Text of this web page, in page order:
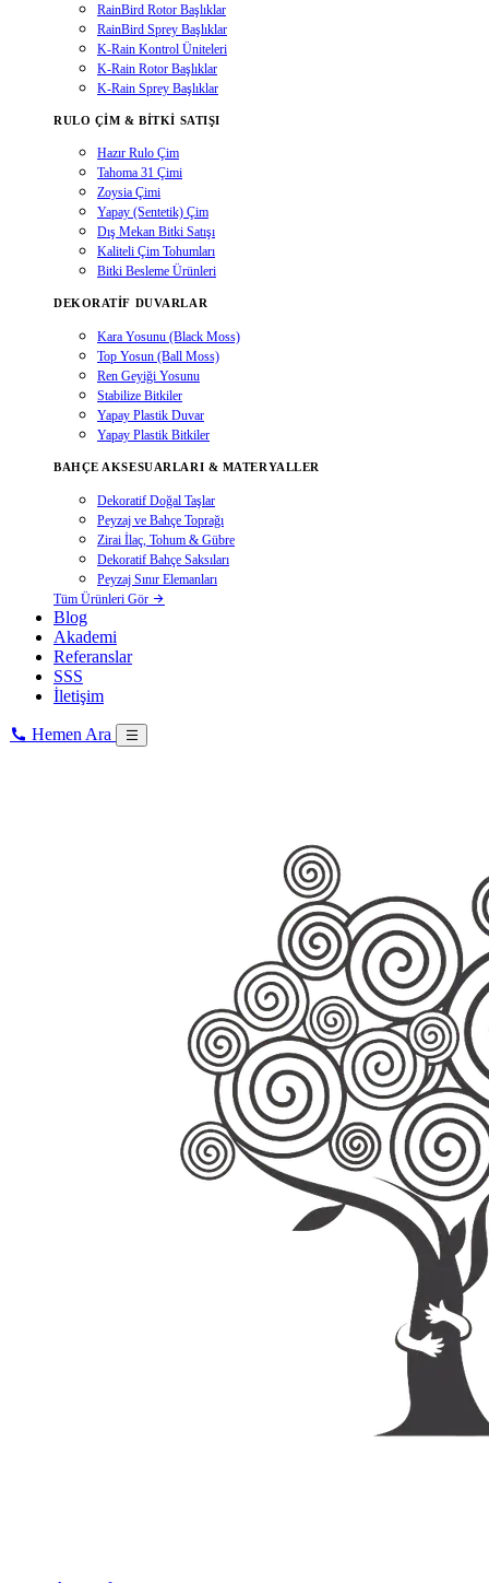
RainBird Rotor Başlıklar
RainBird Sprey Başlıklar
K-Rain Kontrol Üniteleri
K-Rain Rotor Başlıklar
K-Rain Sprey Başlıklar
RULO ÇIM & BITKI SATIŞI
Hazır Rulo Çim
Tahoma 31 Çimi
Zoysia Çimi
Yapay (Sentetik) Çim
Dış Mekan Bitki Satışı
Kaliteli Çim Tohumları
Bitki Besleme Ürünleri
DEKORATIF DUVARLAR
Kara Yosunu (Black Moss)
Top Yosun (Ball Moss)
Ren Geyiği Yosunu
Stabilize Bitkiler
Yapay Plastik Duvar
Yapay Plastik Bitkiler
BAHÇE AKSESUARLARI & MATERYALLER
Dekoratif Doğal Taşlar
Peyzaj ve Bahçe Toprağı
Zirai İlaç, Tohum & Gübre
Dekoratif Bahçe Saksıları
Peyzaj Sınır Elemanları
Tüm Ürünleri Gör
Blog
Akademi
Referanslar
SSS
İletişim
Hemen Ara